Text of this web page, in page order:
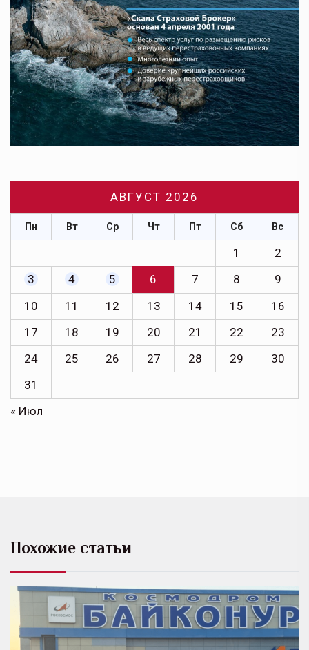
АВГУСТ 2026
Пн Вт Ср Чт Пт Сб Вс
1
2
3
4 5 6 7 8
9
10
11 12 13 14 15
16
17
18 19 20 21 22
23
24
25 26 27 28 29
30
31
« Июл
Похожие статьи